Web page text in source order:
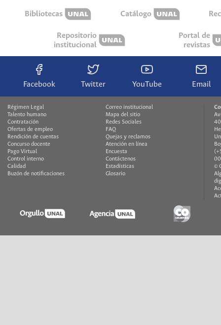
Bibliotecas Catálogo
Repositorio
institucional
Portal de
revistas
Facebook Twitter YouTube Email
Régimen Legal
Talento humano
Contratación
Ofertas de empleo
Rendición de cuentas
Concurso docente
Pago Virtual
Control interno
Calidad
Buzón de notificaciones
Correo institucional
Mapa del sitio
Redes Sociales
FAQ
Quejas y reclamos
Atención en línea
Encuesta
Contáctenos
Estadísticas
Glosario
©